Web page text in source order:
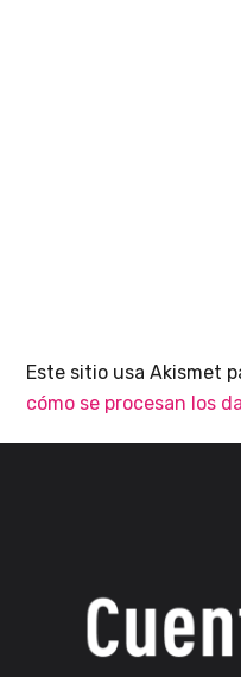
Este sitio usa Akismet
cómo se procesan los